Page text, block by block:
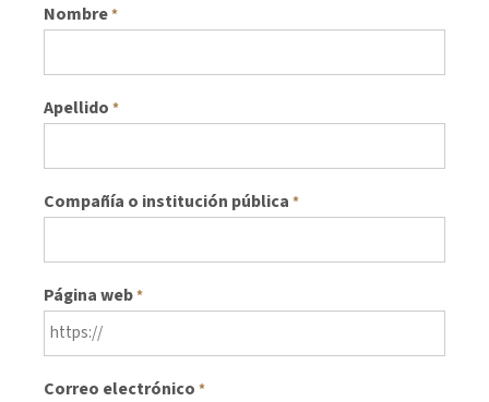
Nombre*
Apellido *
Compañía o institución pública *
Página web*
Correo electrónico *